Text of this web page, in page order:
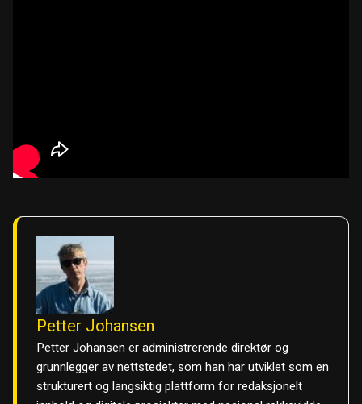
Petter Johansen
Petter Johansen er administrerende direktør og
grunnlegger av nettstedet, som han har utviklet som en
strukturert og langsiktig plattform for redaksjonelt